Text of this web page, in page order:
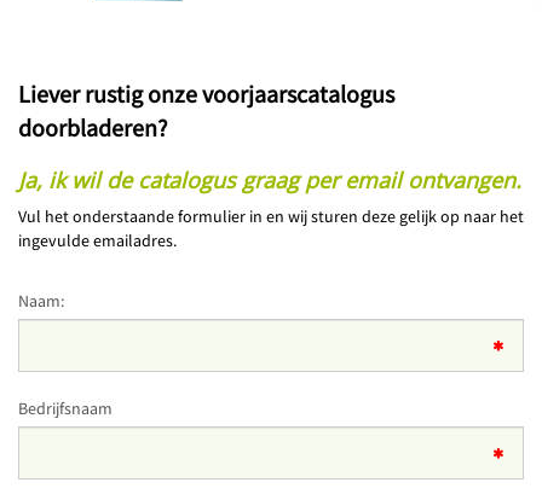
Liever rustig onze voorjaarscatalogus
doorbladeren?
Ja, ik wil de catalogus graag per email ontvangen.
Vul het onderstaande formulier in en wij sturen deze gelijk op naar het
ingevulde emailadres.
Naam:
Bedrijfsnaam